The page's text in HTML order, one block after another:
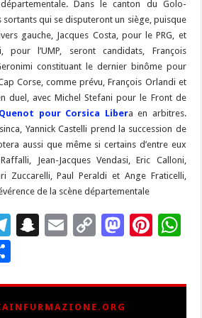
Dans le canton du Golo-
qui se disputeront un siège, puisque
gauche, Jacques Costa, pour le PRG, et
pour l’UMP, seront candidats, François
constituant le dernier binôme pour
Corse, comme prévu, François Orlandi et
duel, avec Michel Stefani pour le Front de
pour Corsica Libera en arbitres.
Yannick Castelli prend la succession de
aussi que même si certains d’entre eux
Jean-Jacques Vendasi, Eric Calloni,
Zuccarelli, Paul Peraldi et Ange Fraticelli,
de la scène départementale
T
gr
S
p
E
l
C
y
M
d
Pi
es
ta